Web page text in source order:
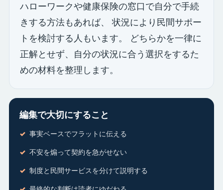
ハローワークや健康保険の窓口で自分で手続
きする方法もあれば、 状況により民間サポー
トを検討する人もいます。 どちらかを一律に
正解とせず、自分の状況に合う選択をするた
めの材料を整理します。
編集で大切にすること
事実ベースでフラットに伝える
不安を煽って契約を急がせない
制度と民間サービスを分けて説明する